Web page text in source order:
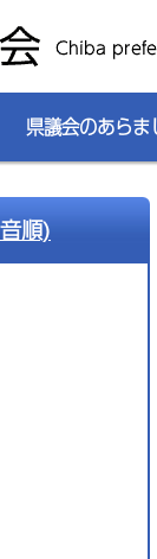
千葉県議会
県議会のあらま
順)